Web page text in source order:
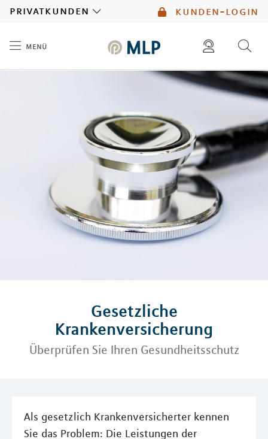
kunden-login
privatkunden
menü
diese website durchsuchen
Gesetzliche
Krankenversicherung
Überprüfen Sie Ihren Gesundheitsschutz
Als gesetzlich Krankenversicherter kennen
Sie das Problem: Die Leistungen der